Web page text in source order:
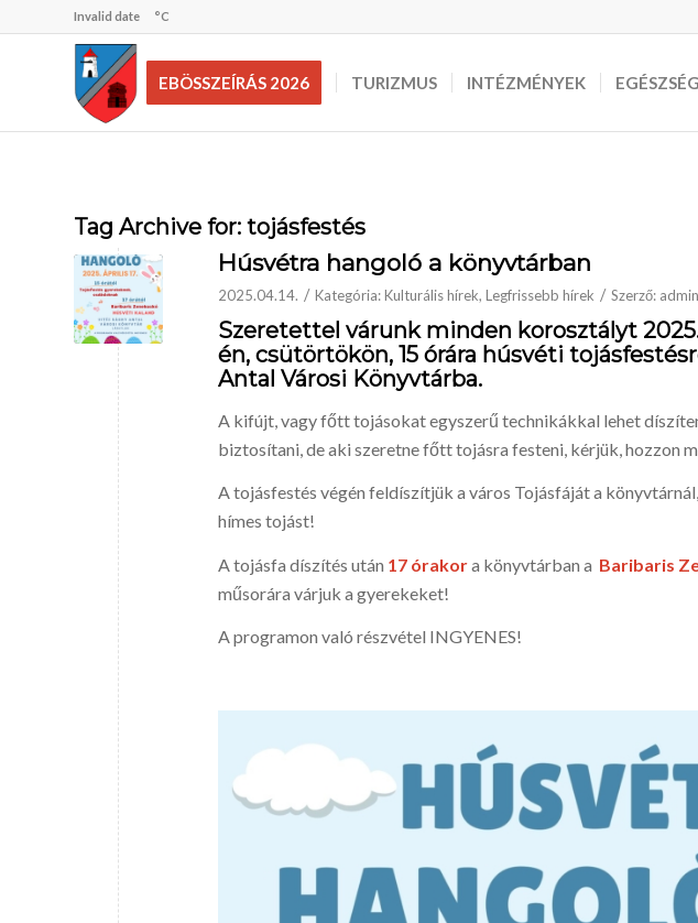
Invalid date °C
EBÖSSZEÍRÁS 2026 TURIZMUS INTÉZMÉNYEK
Tag Archive for: tojásfestés
Húsvétra hangoló a könyvtárban
2025.04.14. / Kategória:Kulturális hírek, Legfrissebb hírek / Szerző: admin
Szeretettel várunk minden korosztályt
én, csütörtökön, 15 órára húsvéti
Antal Városi Könyvtárba.
A kifújt, vagy főtt tojásokat egyszerű technikákkal lehet
biztosítani, de aki szeretne főtt tojásra festeni, kérjük, hozzon
A tojásfestés végén feldíszítjük a város Tojásfáját a
hímes tojást!
A tojásfa díszítés után 17 órakora könyvtárban a Baribaris
műsorára várjuk a gyerekeket!
A programon való részvétel INGYENES!